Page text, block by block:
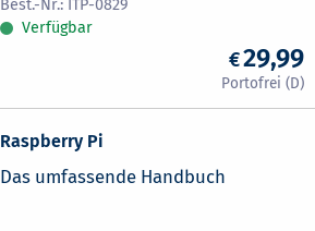
ITP-0829
Verfügbar
29,99
Raspberry Pi
Das umfassende Handbuch